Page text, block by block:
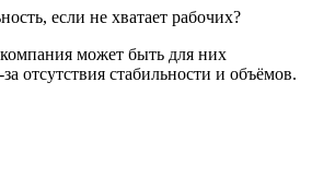
если не хватает рабочих?
может быть для них
отсутствия стабильности и объёмов.